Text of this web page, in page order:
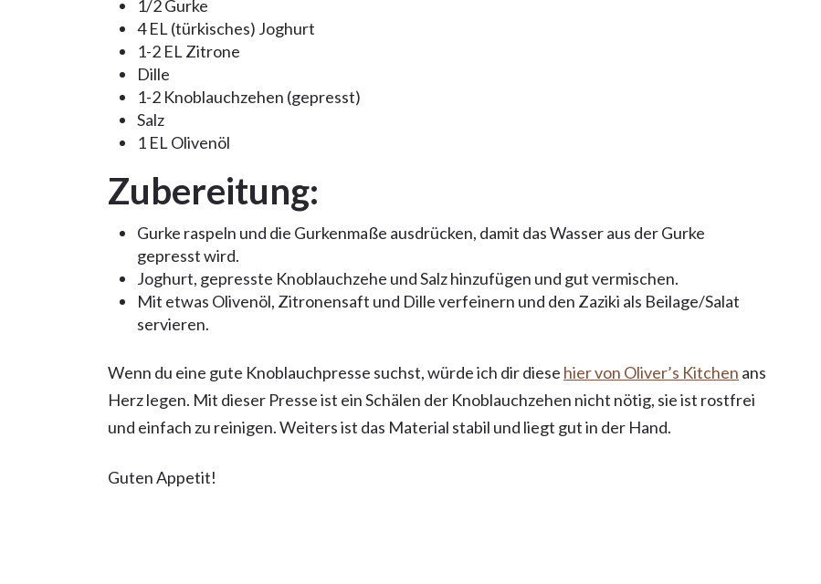
1/2 Gurke
4 EL (türkisches) Joghurt
1-2 EL Zitrone
Dille
1-2 Knoblauchzehen (gepresst)
Salz
1 EL Olivenöl
Zubereitung:
Gurke raspeln und die Gurkenmaße ausdrücken, damit das Wasser aus der Gurke
gepresst wird.
Joghurt, gepresste Knoblauchzehe und Salz hinzufügen und gut vermischen.
Mit etwas Olivenöl, Zitronensaft und Dille verfeinern und den Zaziki als Beilage/Salat
servieren.
Wenn du eine gute Knoblauchpresse suchst, würde ich dir diese hier von Oliver’s Kitchen ans
Herz legen. Mit dieser Presse ist ein Schälen der Knoblauchzehen nicht nötig, sie ist rostfrei
und einfach zu reinigen. Weiters ist das Material stabil und liegt gut in der Hand.
Guten Appetit!